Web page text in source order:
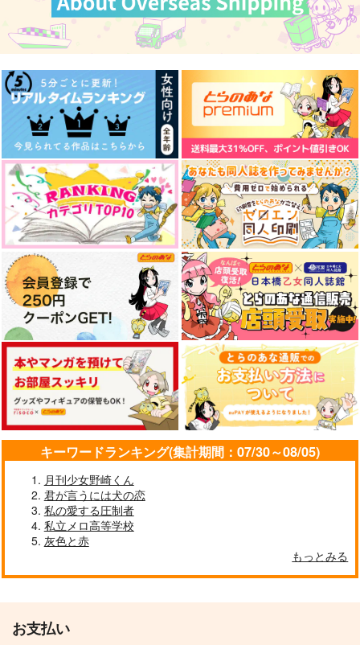
Bright
Clover
787円（税込）
四葉環×逢坂壮五
サンプル
作品詳細
猫の役割！？
月よ星よと
545円（税込）
四葉環×逢坂壮五
サンプル
作品詳細
きっとずっともっと
月よ星よと
693円（税込）
四葉環×逢坂壮五
サンプル
作品詳細
そっとぎゅっとずっと
月よ星よと
四葉環×逢坂壮五
作品詳細
AM1145
四葉環×逢坂壮五
キーワードランキング(集計期間：07/30～08/05)
月刊少女野崎くん
君が言うには犬の恋
私の愛する圧制者
私立メロ高等学校
灰色と赤
もっとみる
お支払い